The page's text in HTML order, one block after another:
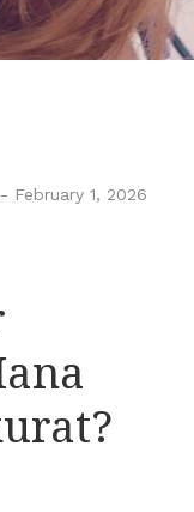
- February 1, 2026